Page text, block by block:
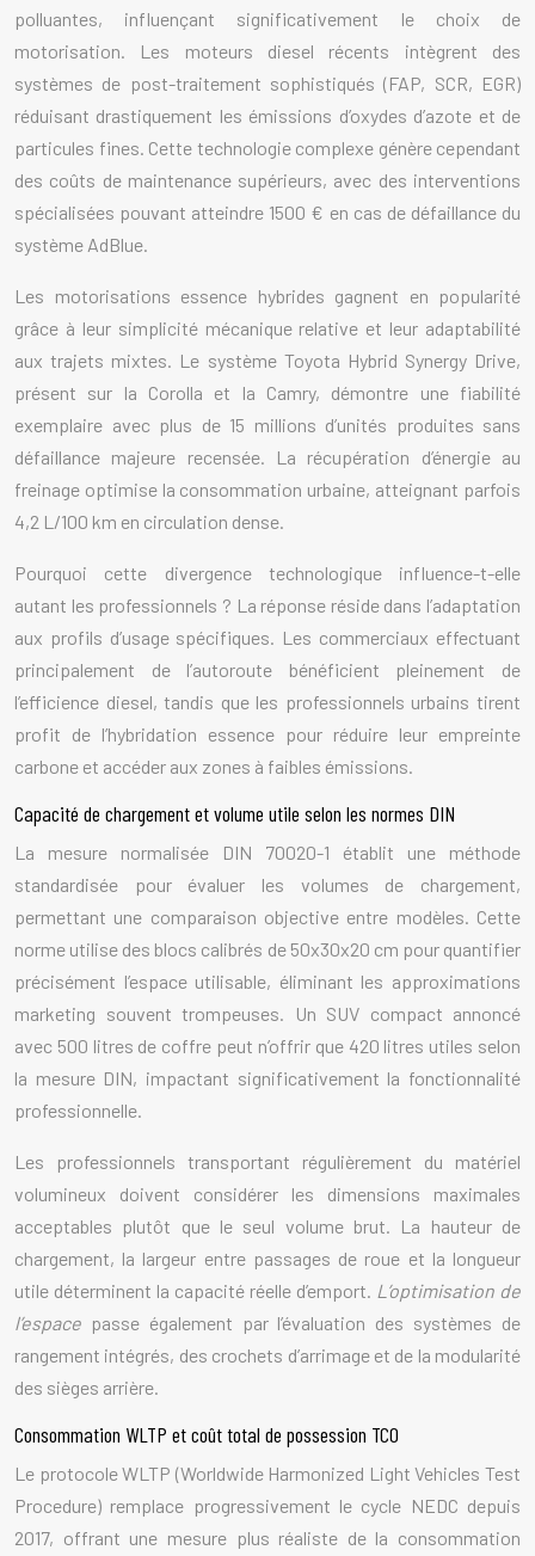
polluantes, influençant significativement le choix de
motorisation. Les moteurs diesel récents intègrent des
systèmes de post-traitement sophistiqués (FAP, SCR, EGR)
réduisant drastiquement les émissions d’oxydes d’azote et de
particules fines. Cette technologie complexe génère cependant
des coûts de maintenance supérieurs, avec des interventions
spécialisées pouvant atteindre 1500 € en cas de défaillance du
système AdBlue.
Les motorisations essence hybrides gagnent en popularité
grâce à leur simplicité mécanique relative et leur adaptabilité
aux trajets mixtes. Le système Toyota Hybrid Synergy Drive,
présent sur la Corolla et la Camry, démontre une fiabilité
exemplaire avec plus de 15 millions d’unités produites sans
défaillance majeure recensée. La récupération d’énergie au
freinage optimise la consommation urbaine, atteignant parfois
4,2 L/100 km en circulation dense.
Pourquoi cette divergence technologique influence-t-elle
autant les professionnels ? La réponse réside dans l’adaptation
aux profils d’usage spécifiques. Les commerciaux effectuant
principalement de l’autoroute bénéficient pleinement de
l’efficience diesel, tandis que les professionnels urbains tirent
profit de l’hybridation essence pour réduire leur empreinte
carbone et accéder aux zones à faibles émissions.
Capacité de chargement et volume utile selon les normes DIN
La mesure normalisée DIN 70020-1 établit une méthode
standardisée pour évaluer les volumes de chargement,
permettant une comparaison objective entre modèles. Cette
norme utilise des blocs calibrés de 50x30x20 cm pour quantifier
précisément l’espace utilisable, éliminant les approximations
marketing souvent trompeuses. Un SUV compact annoncé
avec 500 litres de coffre peut n’offrir que 420 litres utiles selon
la mesure DIN, impactant significativement la fonctionnalité
professionnelle.
Les professionnels transportant régulièrement du matériel
volumineux doivent considérer les dimensions maximales
acceptables plutôt que le seul volume brut. La hauteur de
chargement, la largeur entre passages de roue et la longueur
utile déterminent la capacité réelle d’emport. L’optimisation de
l’espace passe également par l’évaluation des systèmes de
rangement intégrés, des crochets d’arrimage et de la modularité
des sièges arrière.
Consommation WLTP et coût total de possession TCO
Le protocole WLTP (Worldwide Harmonized Light Vehicles Test
Procedure) remplace progressivement le cycle NEDC depuis
2017, offrant une mesure plus réaliste de la consommation